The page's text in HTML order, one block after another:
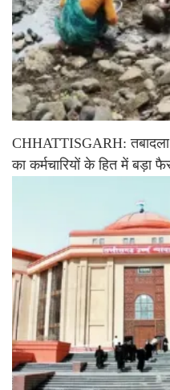
CHHATTISGARH: तबादला
का कर्मचारियों के हित में बड़ा